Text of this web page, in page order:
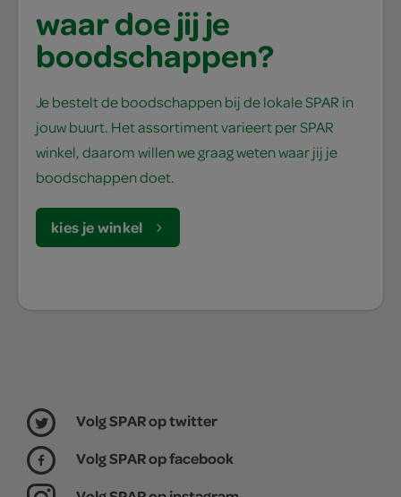
waar doe jij je
boodschappen?
Je bestelt de boodschappen bij de lokale SPAR in
jouw buurt. Het assortiment varieert per SPAR
winkel, daarom willen we graag weten waar jij je
boodschappen doet.
kies je winkel
Volg SPAR op twitter
Volg SPAR op facebook